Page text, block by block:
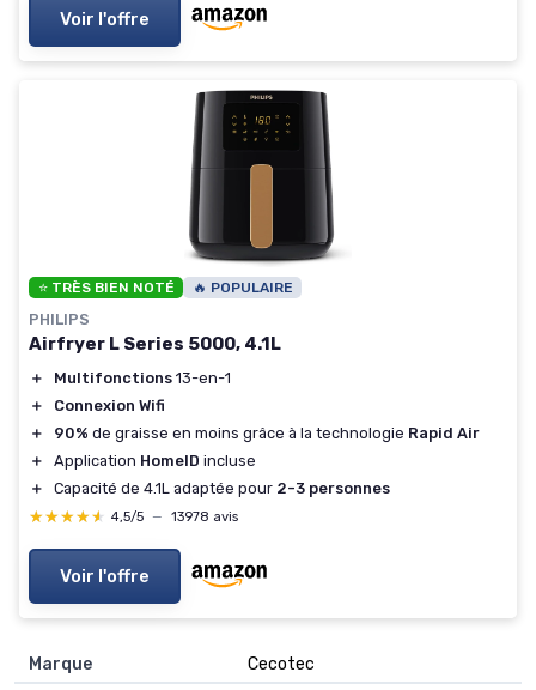
Voir l'offre
⭐ TRÈS BIEN NOTÉ 🔥 POPULAIRE
PHILIPS
Airfryer L Series 5000, 4.1L
＋ Multifonctions 13-en-1
＋
Connexion Wifi
＋
90% de graisse en moins grâce à la technologie Rapid Air
＋
Application HomeID incluse
＋
Capacité de 4.1L adaptée pour 2-3 personnes
★★★★★
★★★★★ 4,5/5 — 13978 avis
Voir l'offre
Marque
‎Cecotec